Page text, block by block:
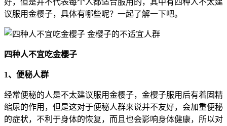
议服用金樱子，具体有哪些呢？一起了解一下吧。
四种人不宜吃金樱子
1、便秘人群
经常便秘的人是不太建议服用金樱子，金樱子服用后有着固精
缩尿的作用，但是这对于便秘人群来说并不友好，会加重便秘
的症状，不利于身体的恢复，而且也会影响身体健康，所以对